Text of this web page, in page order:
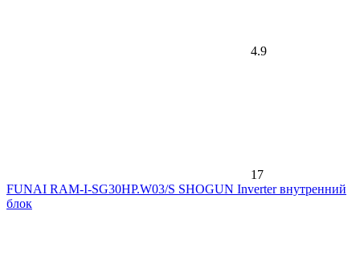
4.9
17
FUNAI RAM-I-SG30HP.W03/S SHOGUN Inverter внутренний
блок